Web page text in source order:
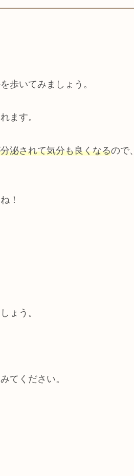
歩いてみましょう。
ます。
泌されて気分も良くなるので、
！
ょう。
てください。